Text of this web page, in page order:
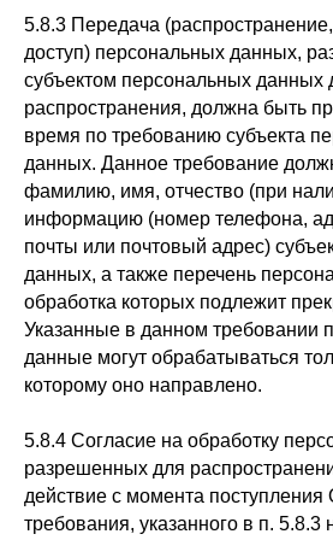
5.8.3 Передача
доступ) персональных данных,
субъектом персональных данных
распространения, должна быть
время по требованию субъекта
данных. Данное требование
фамилию, имя, отчество (при
информацию (номер телефона,
почты или почтовый адрес)
данных, а также перечень
обработка которых подлежит
Указанные в данном требовании
данные могут обрабатываться
которому оно направлено.
5.8.4 Согласие на обработку
разрешенных для
действие с момента поступления
требования, указанного в п.